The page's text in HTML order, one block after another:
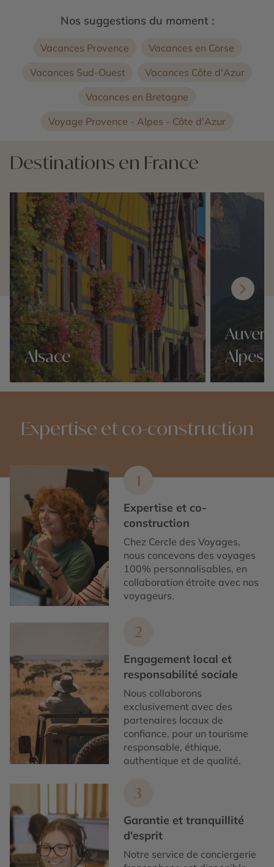
Nos suggestions du moment :
Vacances Provence
Vacances en Corse
Vacances Sud-Ouest
Vacances Côte d'Azur
Vacances en Bretagne
Voyage Provence - Alpes - Côte d'Azur
Destinations en France
Alsace
Nos 15 idées voyage
Alpes
Nos 15 idées
Expertise et co-construction
1
Expertise et co-
construction
Chez Cercle des Voyages,
nous concevons des voyages
100% personnalisables, en
collaboration étroite avec nos
voyageurs.
2
Engagement local et
responsabilité sociale
Nous collaborons
exclusivement avec des
partenaires locaux de
confiance, pour un tourisme
responsable, éthique,
authentique et de qualité.
3
Garantie et tranquillité
d'esprit
Notre service de conciergerie